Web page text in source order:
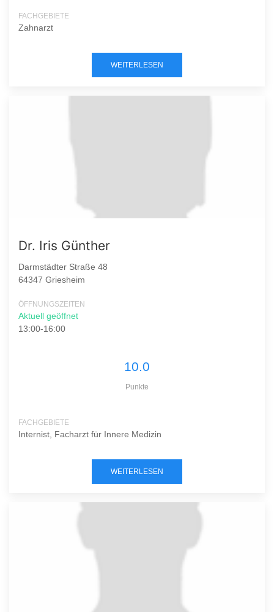
FACHGEBIETE
Zahnarzt
WEITERLESEN
Dr. Iris Günther
Darmstädter Straße 48
64347 Griesheim
ÖFFNUNGSZEITEN
Aktuell geöffnet
13:00-16:00
10.0
Punkte
FACHGEBIETE
Internist, Facharzt für Innere Medizin
WEITERLESEN